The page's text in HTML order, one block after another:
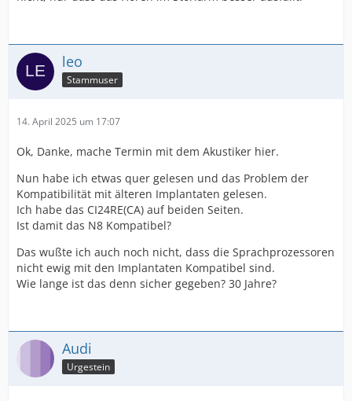
leo
Stammuser
14. April 2025 um 17:07
Ok, Danke, mache Termin mit dem Akustiker hier.
Nun habe ich etwas quer gelesen und das Problem der
Kompatibilität mit älteren Implantaten gelesen.
Ich habe das CI24RE(CA) auf beiden Seiten.
Ist damit das N8 Kompatibel?
Das wußte ich auch noch nicht, dass die Sprachprozessoren
nicht ewig mit den Implantaten Kompatibel sind.
Wie lange ist das denn sicher gegeben? 30 Jahre?
Audi
Urgestein